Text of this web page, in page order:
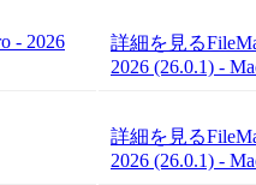
- 2026
詳細を見る
2026 (26.0.1) -
詳細を見る
2026 (26.0.1) -